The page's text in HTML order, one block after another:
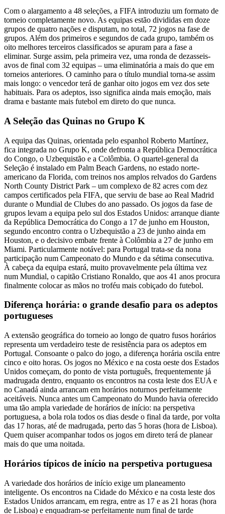
Com o alargamento a 48 seleções, a FIFA introduziu um formato de
torneio completamente novo. As equipas estão divididas em doze
grupos de quatro nações e disputam, no total, 72 jogos na fase de
grupos. Além dos primeiros e segundos de cada grupo, também os
oito melhores terceiros classificados se apuram para a fase a
eliminar. Surge assim, pela primeira vez, uma ronda de dezasseis-
avos de final com 32 equipas – uma eliminatória a mais do que em
torneios anteriores. O caminho para o título mundial torna-se assim
mais longo: o vencedor terá de ganhar oito jogos em vez dos sete
habituais. Para os adeptos, isso significa ainda mais emoção, mais
drama e bastante mais futebol em direto do que nunca.
A Seleção das Quinas no Grupo K
A equipa das Quinas, orientada pelo espanhol Roberto Martínez,
fica integrada no Grupo K, onde defronta a República Democrática
do Congo, o Uzbequistão e a Colômbia. O quartel-general da
Seleção é instalado em Palm Beach Gardens, no estado norte-
americano da Florida, com treinos nos amplos relvados do Gardens
North County District Park – um complexo de 82 acres com dez
campos certificados pela FIFA, que serviu de base ao Real Madrid
durante o Mundial de Clubes do ano passado. Os jogos da fase de
grupos levam a equipa pelo sul dos Estados Unidos: arranque diante
da República Democrática do Congo a 17 de junho em Houston,
segundo encontro contra o Uzbequistão a 23 de junho ainda em
Houston, e o decisivo embate frente à Colômbia a 27 de junho em
Miami. Particularmente notável: para Portugal trata-se da nona
participação num Campeonato do Mundo e da sétima consecutiva.
À cabeça da equipa estará, muito provavelmente pela última vez
num Mundial, o capitão Cristiano Ronaldo, que aos 41 anos procura
finalmente colocar as mãos no troféu mais cobiçado do futebol.
Diferença horária: o grande desafio para os adeptos
portugueses
A extensão geográfica do torneio ao longo de quatro fusos horários
representa um verdadeiro teste de resistência para os adeptos em
Portugal. Consoante o palco do jogo, a diferença horária oscila entre
cinco e oito horas. Os jogos no México e na costa oeste dos Estados
Unidos começam, do ponto de vista português, frequentemente já
madrugada dentro, enquanto os encontros na costa leste dos EUA e
no Canadá ainda arrancam em horários noturnos perfeitamente
aceitáveis. Nunca antes um Campeonato do Mundo havia oferecido
uma tão ampla variedade de horários de início: na perspetiva
portuguesa, a bola rola todos os dias desde o final da tarde, por volta
das 17 horas, até de madrugada, perto das 5 horas (hora de Lisboa).
Quem quiser acompanhar todos os jogos em direto terá de planear
mais do que uma noitada.
Horários típicos de início na perspetiva portuguesa
A variedade dos horários de início exige um planeamento
inteligente. Os encontros na Cidade do México e na costa leste dos
Estados Unidos arrancam, em regra, entre as 17 e as 21 horas (hora
de Lisboa) e enquadram-se perfeitamente num final de tarde